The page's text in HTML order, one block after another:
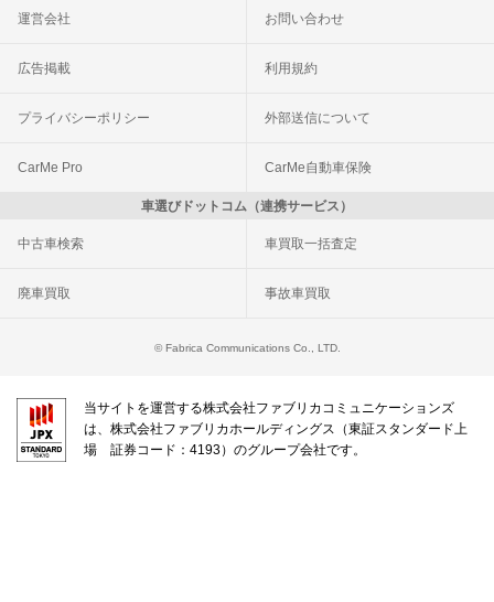
運営会社 お問い合わせ
広告掲載 利用規約
プライバシーポリシー 外部送信について
CarMe Pro CarMe自動車保険
車選びドットコム（連携サービス）
中古車検索 車買取一括査定
廃車買取 事故車買取
© Fabrica Communications Co., LTD.
当サイトを運営する株式会社ファブリカコミュニケーションズ
は、株式会社ファブリカホールディングス（東証スタンダード上
場 証券コード：4193）のグループ会社です。